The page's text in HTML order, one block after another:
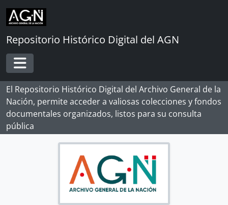
Skip to main content
Repositorio Histórico Digital del AGN
Toggle navigation
El Repositorio Histórico Digital del Archivo General de la
Nación, permite acceder a valiosas colecciones y fondos
documentales organizados, listos para su consulta
pública
[Serie] CORVALÁN, Antonio
[Serie] FRANCO ESQUIVEL, Marcos
[Serie] FRIAS, Juan Cristóbal de
[Serie] GARCÍA TOMINO, Juan
[Serie] GASCÓN, Bartolomé
[Serie] GÓMEZ, Fernán
[Serie] GÓMEZ, Juan, GARCÉS, Luis Juan de y otros
[Serie] GONZÁLES DE BALCAZAR, Francisco